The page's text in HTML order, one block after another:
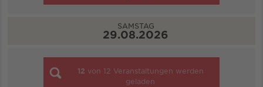
SAMSTAG
29.08.2026
12 von 12 Veranstaltungen werden
geladen